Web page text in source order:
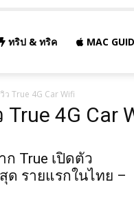
ทริป & ทริค MAC
ว True 4G Car Wifi
4G Car
ก True เปิดตัว
ด รายแรกในไทย –